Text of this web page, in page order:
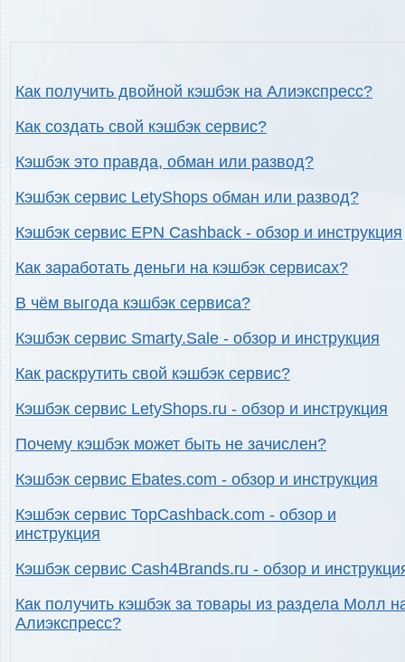
Как получить двойной кэшбэк на Алиэкспресс?
Как создать свой кэшбэк сервис?
Кэшбэк это правда, обман или развод?
Кэшбэк сервис LetyShops обман или развод?
Кэшбэк сервис EPN Cashback - обзор и инструкция
Как заработать деньги на кэшбэк сервисах?
В чём выгода кэшбэк сервиса?
Кэшбэк сервис Smarty.Sale - обзор и инструкция
Как раскрутить свой кэшбэк сервис?
Кэшбэк сервис LetyShops.ru - обзор и инструкция
Почему кэшбэк может быть не зачислен?
Кэшбэк сервис Ebates.com - обзор и инструкция
Кэшбэк сервис TopCashback.com - обзор и
инструкция
Кэшбэк сервис Cash4Brands.ru - обзор и
Как получить кэшбэк за товары из раздела Молл
Алиэкспресс?